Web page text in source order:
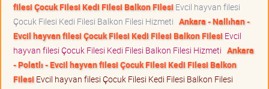
filesi Çocuk Filesi Kedi Filesi Balkon Filesi Evcil hayvan filesi
Çocuk Filesi Kedi Filesi Balkon Filesi Hizmeti Ankara - Nallıhan -
Evcil hayvan filesi Çocuk Filesi Kedi Filesi Balkon Filesi Evcil
hayvan filesi Çocuk Filesi Kedi Filesi Balkon Filesi Hizmeti Ankara
- Polatlı - Evcil hayvan filesi Çocuk Filesi Kedi Filesi Balkon
Filesi Evcil hayvan filesi Çocuk Filesi Kedi Filesi Balkon Filesi